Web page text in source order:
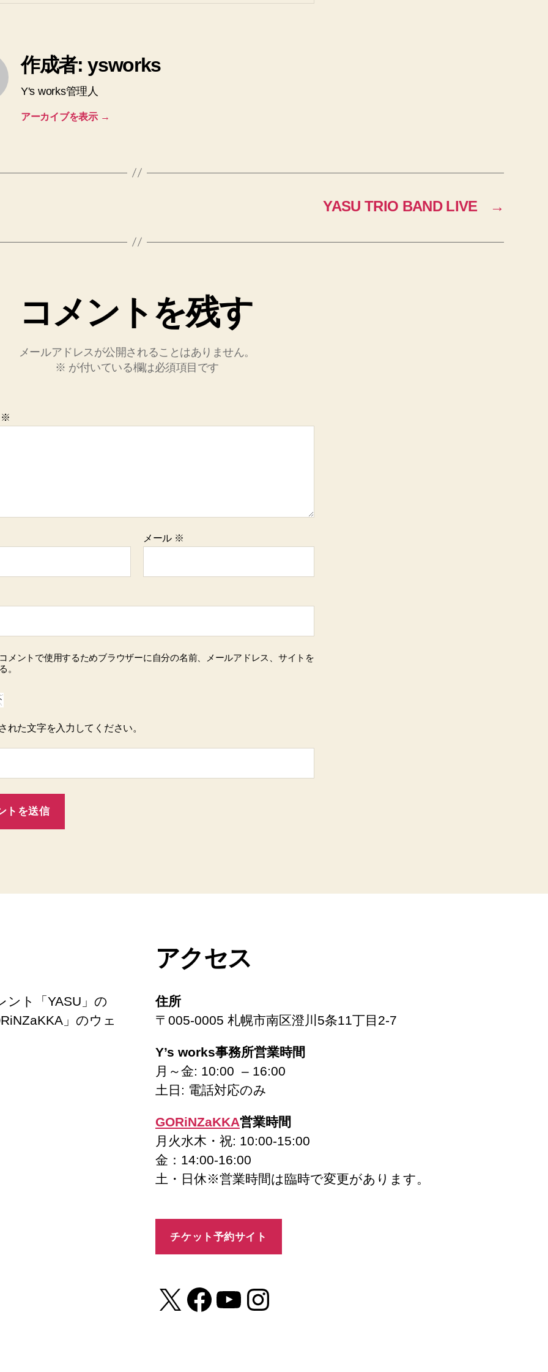
作成者: ysworks
Y's works管理人
アーカイブを表示 →
→
YASU TRIO BAND LIVE
コメントを残す
メールアドレスが公開されることはありません。
※ が付いている欄は必須項目です
※
メール ※
メントで使用するためブラウザーに自分の名前、メールアドレス、サイトを
。
れた文字を入力してください。
ント「YASU」の
」のウェ
アクセス
住所
〒005-0005 札幌市南区澄川5条11丁目2-7
Y’s works事務所営業時間
月～金: 10:00 – 16:00
土日: 電話対応のみ
GORiNZaKKA営業時間
月火水木・祝: 10:00-15:00
金：14:00-16:00
土・日休※営業時間は臨時で変更があります。
チケット予約サイト
X Facebook
YouTube
Instagram